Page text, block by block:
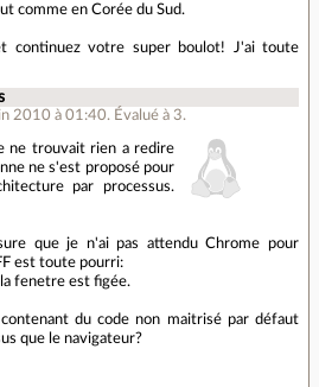
comme en Corée du Sud.
continuez votre super boulot! J'ai toute
2010 à 01:40. Évalué à 3.
ne trouvait rien a redire
ne s'est proposé pour
par processus.
que je n'ai pas attendu Chrome pour
est toute pourri:
fenetre est figée.
du code non maitrisé par défaut
que le navigateur?